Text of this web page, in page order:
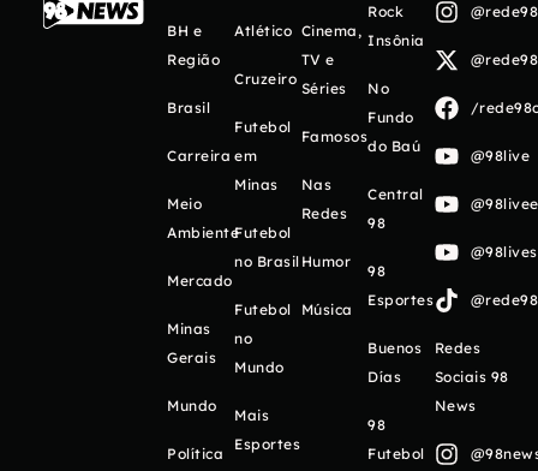
BH e
Região
Brasil
Carreira
Meio
Ambiente
Mercado
Minas
Gerais
Mundo
Política
Atlético
Cruzeiro
Futebol
em
Minas
Futebol
no Brasil
Futebol
no
Mundo
Mais
Esportes
Cinema,
TV e
Séries
Famosos
Nas
Redes
Humor
Música
Rock
Insônia
No
Fundo
do Baú
Central
98
98
Esportes
Buenos
Días
98
Futebol
/
@98live
Redes
Sociais 98
News